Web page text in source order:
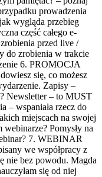
prowadzenia
wygląda przebieg
część całego e-
przed live /
do zrobienia w trakcie
6. PROMOCJA
się, co możesz
Zapisy –
Newsletter – to MUST
– wspaniała rzecz do
miejscach na swojej
Pomysły na
7. WEBINAR
we współpracy z
nie bez powodu. Magda
się od niej